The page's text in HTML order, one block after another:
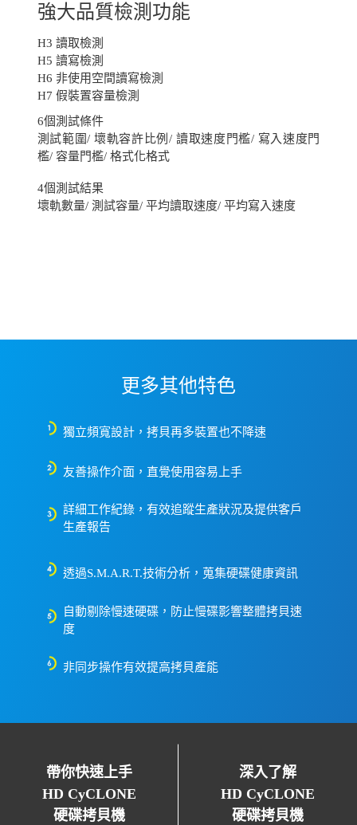
強大品質檢測功能
H3 讀取檢測
H5 讀寫檢測
H6 非使用空間讀寫檢測
H7 假裝置容量檢測
6個測試條件
測試範圍/ 壞軌容許比例/ 讀取速度門檻/ 寫入速度門
檻/ 容量門檻/ 格式化格式
4個測試結果
壞軌數量/ 測試容量/ 平均讀取速度/ 平均寫入速度
更多其他特色
獨立頻寬設計，拷貝再多裝置也不降速
友善操作介面，直覺使用容易上手
詳細工作紀錄，有效追蹤生產狀況及提供客戶
生產報告
透過S.M.A.R.T.技術分析，蒐集硬碟健康資訊
自動剔除慢速硬碟，防止慢碟影響整體拷貝速
度
非同步操作有效提高拷貝產能
帶你快速上手
HD CyCLONE
硬碟拷貝機
深入了解
HD CyCLONE
硬碟拷貝機